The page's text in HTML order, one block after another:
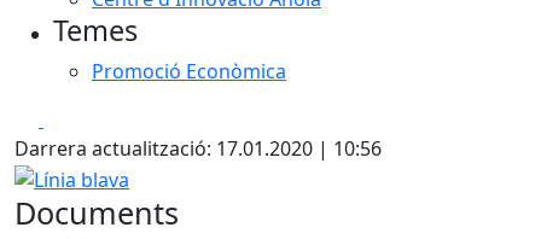
Temes
Promoció Econòmica
Darrera actualització: 17.01.2020 | 10:56
Línia blava
Documents